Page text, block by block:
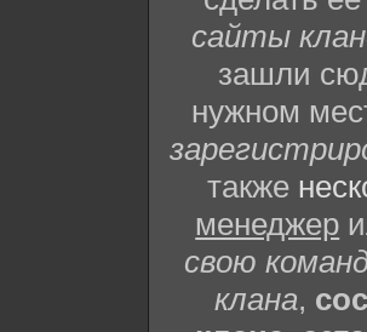
сайты
зашли
нужном
также
менеджер
свою
клана,